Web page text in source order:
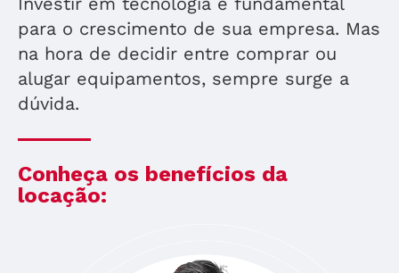
para o crescimento de sua empresa. Mas
na hora de decidir entre comprar ou
alugar equipamentos, sempre surge a
dúvida.
Conheça os benefícios da
locação: